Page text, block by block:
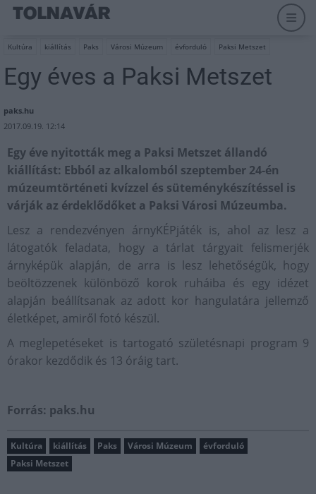
Kultúra kiállítás Paks Városi Múzeum évforduló Paksi Metszet
Egy éves a Paksi Metszet
paks.hu
2017.09.19. 12:14
Egy éve nyitották meg a Paksi Metszet állandó
kiállítást: Ebból az alkalomból szeptember 24-én
múzeumtörténeti kvízzel és süteménykészítéssel is
várják az érdeklődőket a Paksi Városi Múzeumba.
Lesz a rendezvényen árnyKÉPjáték is, ahol az lesz a
látogatók feladata, hogy a tárlat tárgyait felismerjék
árnyképük alapján, de arra is lesz lehetőségük, hogy
beöltözzenek különböző korok ruháiba és egy idézet
alapján beállítsanak az adott kor hangulatára jellemző
életképet, amiről fotó készül.
A meglepetéseket is tartogató születésnapi program 9
órakor kezdődik és 13 óráig tart.
Forrás: paks.hu
Kultúra kiállítás Paks Városi Múzeum
évforduló
Paksi Metszet